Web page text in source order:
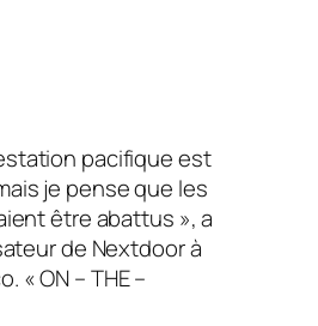
pacifique est
je pense que les
être abattus », a
de Nextdoor à
« ON – THE –